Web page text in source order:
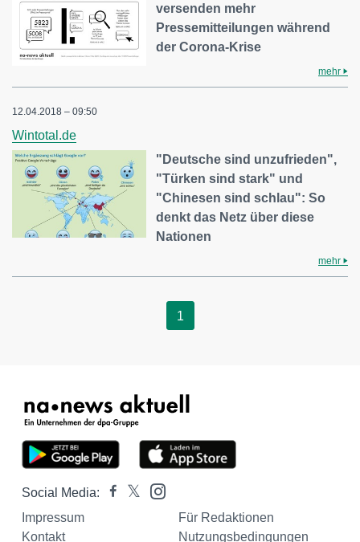
versenden mehr
Pressemitteilungen während
der Corona-Krise
mehr
12.04.2018 – 09:50
Wintotal.de
"Deutsche sind unzufrieden",
"Türken sind stark" und
"Chinesen sind schlau": So
denkt das Netz über diese
Nationen
mehr
1
Social Media:
Impressum
Für Redaktionen
Kontakt
Nutzungsbedingungen